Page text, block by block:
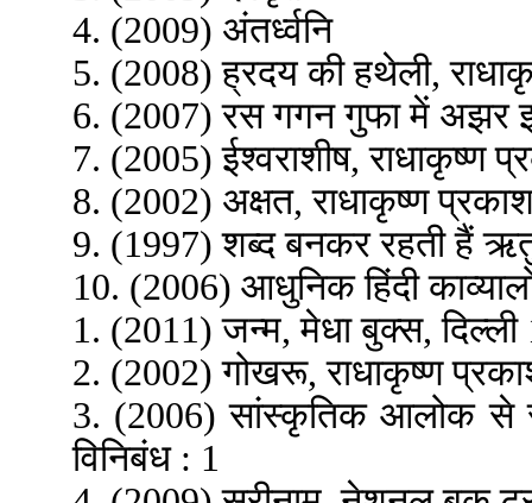
4. (2009) अंतर्ध्वनि
5. (2008) ह्रदय की हथेली,
6. (2007) रस गगन गुफा में अझर
7. (2005) ईश्वराशीष, राधाकृष्ण
8. (2002) अक्षत, राधाकृष्ण
9. (1997) शब्द बनकर रहती हैं
10. (2006) आधुनिक हिंदी
1. (2011) जन्म, मेधा बुक्स, दिल्ली
2. (2002) गोखरू, राधाकृष्ण
3. (2006) सांस्कृतिक आलोक से
विनिबंध : 1